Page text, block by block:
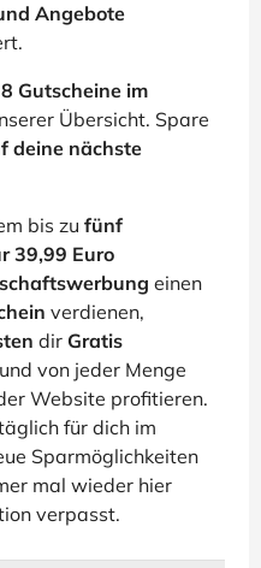
Angebote
8 Gutscheine im
Übersicht. Spare
deine nächste
bis zu fünf
39,99 Euro
einen
verdienen,
dir Gratis
von jeder Menge
Website profitieren.
für dich im
Sparmöglichkeiten
mal wieder hier
verpasst.